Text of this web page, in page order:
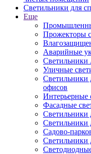
Светильники для
Еще
Прожекторы
Аварийные
Светильники
Уличные
Светильники
офисов
Интерьерные
Фасадные
Светильники
Садово-